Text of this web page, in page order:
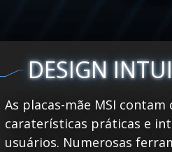
DESIGN
As placas-mãe MSI
caraterísticas práticas e
usuários. Numerosas